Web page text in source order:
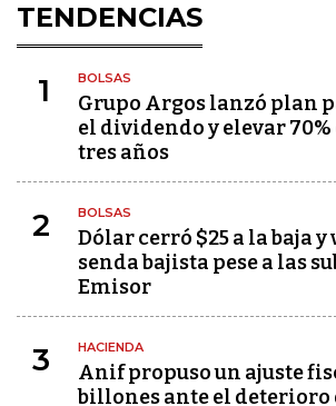
TENDENCIAS
1 BOLSAS
Grupo Argos lanzó plan
el dividendo y elevar 70%
tres años
2 BOLSAS
Dólar cerró $25 a la baja y
senda bajista pese a las
Emisor
3 HACIENDA
Anif propuso un ajuste
billones ante el deterioro